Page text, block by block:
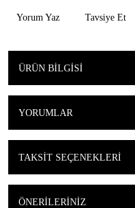
Yorum Yaz Tavsiye Et
ÜRÜN BILGISI
YORUMLAR
TAKSIT SEÇENEKLERI
ÖNERILERINIZ